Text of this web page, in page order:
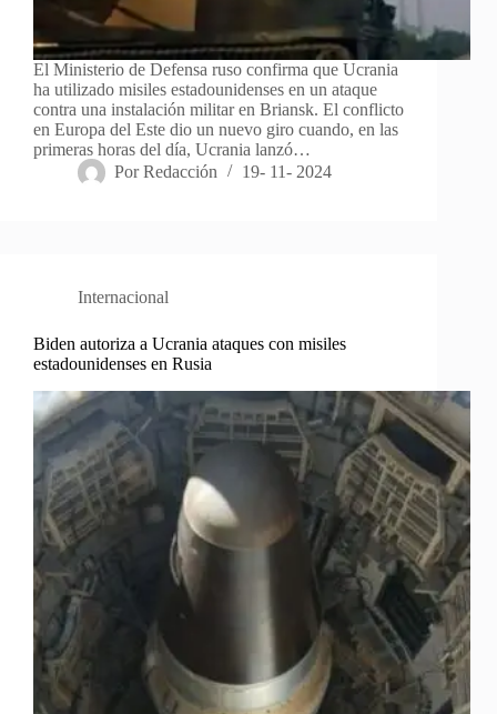
El Ministerio de Defensa ruso confirma que Ucrania
ha utilizado misiles estadounidenses en un ataque
contra una instalación militar en Briansk. El conflicto
en Europa del Este dio un nuevo giro cuando, en las
primeras horas del día, Ucrania lanzó…
Por Redacción 19- 11- 2024
Internacional
Biden autoriza a Ucrania ataques con misiles
estadounidenses en Rusia